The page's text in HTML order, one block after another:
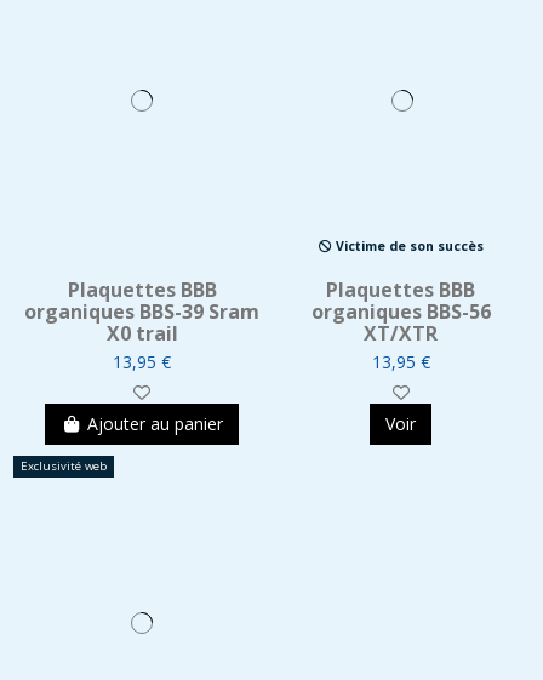
Plaquettes BBB
organiques BBS-39 Sram
X0 trail
13,95 €
Ajouter au panier
Victime de son succès
Plaquettes BBB
organiques BBS-56
XT/XTR
13,95 €
Voir
Exclusivité web